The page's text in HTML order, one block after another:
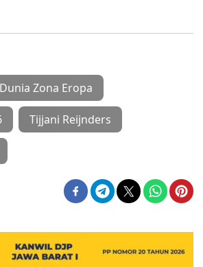
Zona Eropa
Tijjani Reijnders